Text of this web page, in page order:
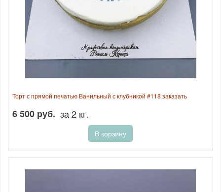
Торт с прямой печатью Ванильный с клубникой #118 заказать
6 500 руб. за 2 кг.
В корзину